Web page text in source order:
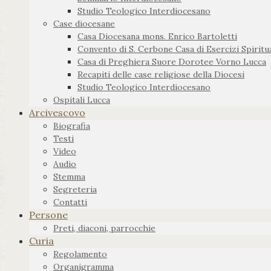
Studio Teologico Interdiocesano
Case diocesane
Casa Diocesana mons. Enrico Bartoletti
Convento di S. Cerbone Casa di Esercizi
Casa di Preghiera Suore Dorotee Vorno Lucca
Recapiti delle case religiose della Diocesi
Studio Teologico Interdiocesano
Ospitali Lucca
Arcivescovo
Biografia
Testi
Video
Audio
Stemma
Segreteria
Contatti
Persone
Preti, diaconi, parrocchie
Curia
Regolamento
Organigramma